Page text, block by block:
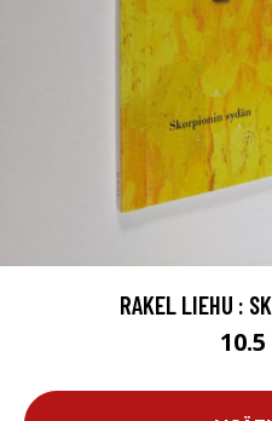
RAKEL LIEHU :